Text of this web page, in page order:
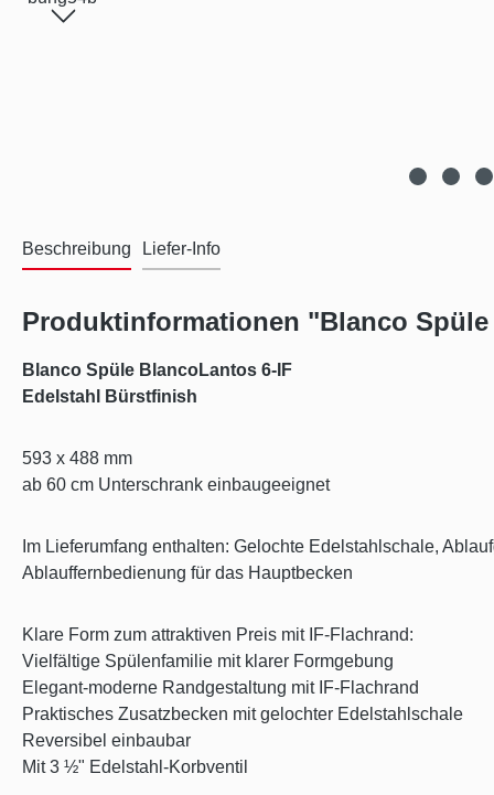
Beschreibung Liefer-Info
Produktinformationen "Blanco
Blanco Spüle BlancoLantos 6-IF
Edelstahl Bürstfinish
593 x 488 mm
ab 60 cm Unterschrank einbaugeeignet
Im Lieferumfang enthalten: Gelochte Edelstahlschale,
Ablauffernbedienung für das Hauptbecken
Klare Form zum attraktiven Preis mit IF-Flachrand:
Vielfältige Spülenfamilie mit klarer Formgebung
Elegant-moderne Randgestaltung mit IF-Flachrand
Praktisches Zusatzbecken mit gelochter Edelstahlschale
Reversibel einbaubar
Mit 3 ½" Edelstahl-Korbventil